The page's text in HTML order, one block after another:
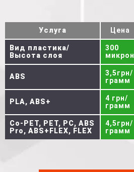
Услуга Цена
Вид пластика/
Высота слоя
300
микрон
ABS
3,5грн/
грамм
PLA, ABS+
4 грн/
грамм
Co-PET, PET, PC, ABS
Pro, ABS+FLEX, FLEX
4,5грн/
грамм